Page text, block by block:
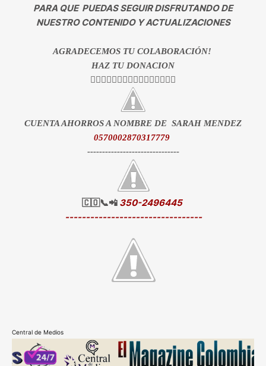
PARA QUE PUEDAS SEGUIR DISFRUTANDO DE
NUESTRO CONTENIDO Y ACTUALIZACIONES
AGRADECEMOS TU COLABORACIÓN!
HAZ TU DONACION
👇🏻👇🏻👇🏻👇🏻👇🏻👇🏻👇🏻👇🏻
CUENTA AHORROS A NOMBRE DE SARAH MENDEZ
0570002870317779
-------------------------------
🇨🇴📞📲 350-2496445
---------------------------------
Central de Medios